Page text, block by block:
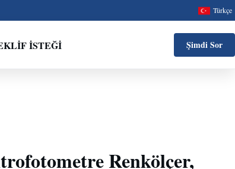
Türkçe
ISTEĞI Şimdi Sor
Renkölçer,